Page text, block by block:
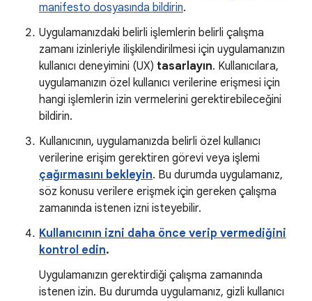
manifesto dosyasında bildirin.
Uygulamanızdaki belirli işlemlerin belirli çalışma
zamanı izinleriyle ilişkilendirilmesi için uygulamanızın
kullanıcı deneyimini (UX) tasarlayın. Kullanıcılara,
uygulamanızın özel kullanıcı verilerine erişmesi için
hangi işlemlerin izin vermelerini gerektirebileceğini
bildirin.
Kullanıcının, uygulamanızda belirli özel kullanıcı
verilerine erişim gerektiren görevi veya işlemi
çağırmasını bekleyin. Bu durumda uygulamanız,
söz konusu verilere erişmek için gereken çalışma
zamanında istenen izni isteyebilir.
Kullanıcının izni daha önce verip vermediğini
kontrol edin.
Uygulamanızın gerektirdiği çalışma zamanında
istenen izin. Bu durumda uygulamanız, gizli kullanıcı